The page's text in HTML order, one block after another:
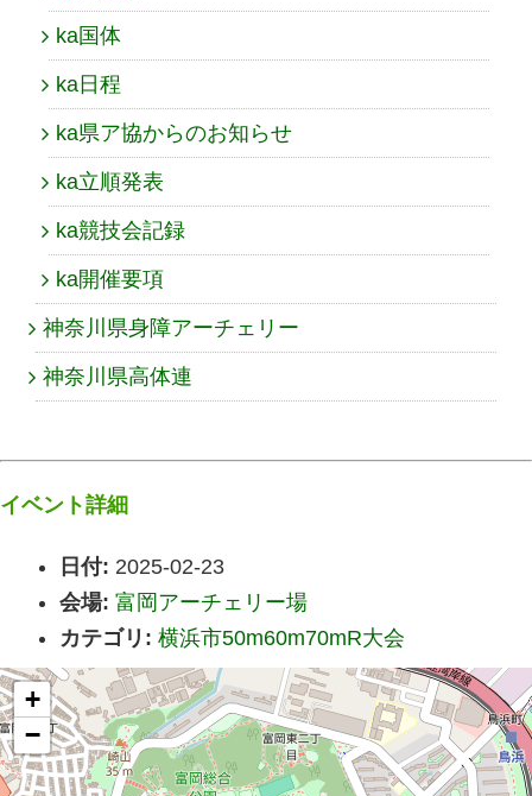
ka国体
ka日程
ka県ア協からのお知らせ
ka立順発表
ka競技会記録
ka開催要項
神奈川県身障アーチェリー
神奈川県高体連
イベント詳細
日付: 2025-02-23
会場: 富岡アーチェリー場
カテゴリ: 横浜市50m60m70mR大会
+
−